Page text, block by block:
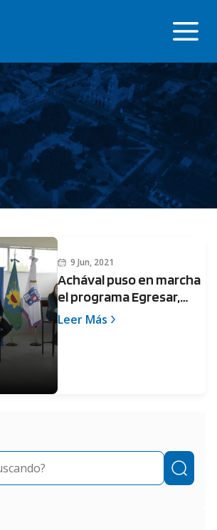
9 Jun, 2021
Achával puso en marcha
el programa Egresar,
para que los jóvenes
Leer Más